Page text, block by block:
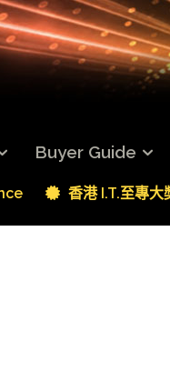
Buyer Guide
香港 I.T.至專大